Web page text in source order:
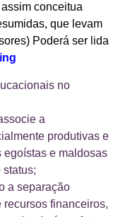
conceitua
que levam
Poderá ser lida
no
a
produtivas e
egoístas e maldosas
a separação
financeiros,